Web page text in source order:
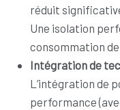
réduit
Une isolation
consommation
Intégration de
L’intégration de
performance